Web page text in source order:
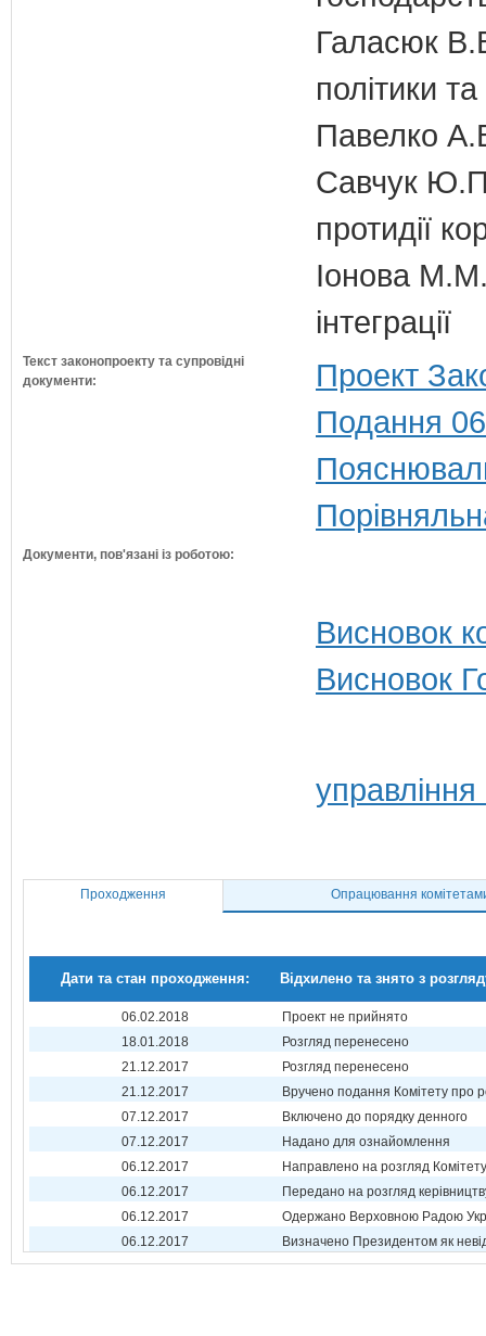
Галасюк
політики
Павелко
Савчук Ю.П.
протидії
Іонова М.М.
інтеграції
Текст законопроекту та супровідні
документи:
Проект
Подання
Документи, пов'язані із роботою:
Висновок
Висновок
Проходження Опрацювання
Дати та стан проходження: Відхилено та знято з
06.02.2018
Проект не прийнято
18.01.2018
Розгляд перенесено
21.12.2017
Розгляд перенесено
21.12.2017
Вручено подання Комітету про
07.12.2017
Включено до порядку денного
07.12.2017
Надано для ознайомлення
06.12.2017
Направлено на розгляд Комітету
06.12.2017
Передано на розгляд
06.12.2017
Одержано Верховною Радою
06.12.2017
Визначено Президентом як